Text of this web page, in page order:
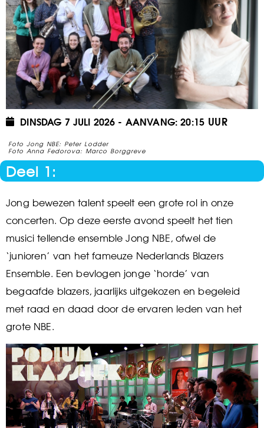
DINSDAG 7 JULI 2026 20:15
Foto Jong NBE: Peter Lodder
Foto Anna Fedorova: Marco Borggreve
Deel 1:
Jong bewezen talent speelt een grote rol in onze
concerten. Op deze eerste avond speelt het tien
musici tellende ensemble Jong NBE, ofwel de
‘junioren’ van het fameuze Nederlands Blazers
Ensemble. Een bevlogen jonge ‘horde’ van
begaafde blazers, jaarlijks uitgekozen en begeleid
met raad en daad door de ervaren leden van het
grote NBE.